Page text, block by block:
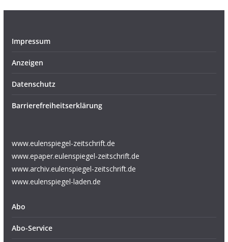
Impressum
Anzeigen
Datenschutz
Barrierefreiheitserklärung
www.eulenspiegel-zeitschrift.de
www.epaper.eulenspiegel-zeitschrift.de
www.archiv.eulenspiegel-zeitschrift.de
www.eulenspiegel-laden.de
Abo
Abo-Service